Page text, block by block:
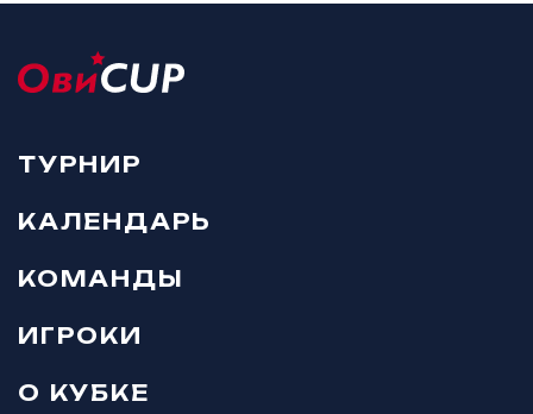
ТУРНИР
КАЛЕНДАРЬ
КОМАНДЫ
ИГРОКИ
О КУБКЕ